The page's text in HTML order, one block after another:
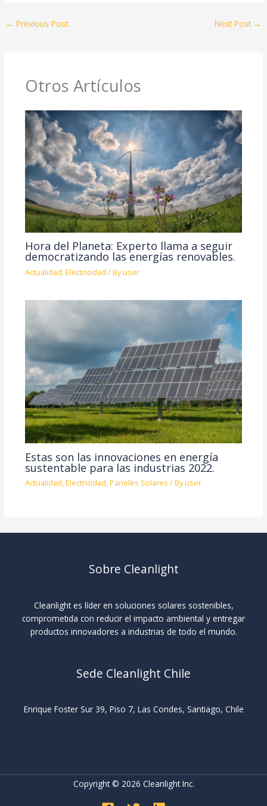
← Previous Post Next Post →
Otros Artículos
Hora del Planeta: Experto llama a seguir
democratizando las energías renovables.
Actualidad,Electricidad / Byuser
Estas son las innovaciones en energía
sustentable para las industrias 2022.
Actualidad,Electricidad,Paneles Solares / Byuser
Sobre Cleanlight
Cleanlight es líder en soluciones solares sostenibles,
comprometida con reducir el impacto ambiental y entregar
productos innovadores a industrias de todo el mundo.
Sede Cleanlight Chile
Enrique Foster Sur 39, Piso 7, Las Condes, Santiago, Chile
Copyright © 2026 Cleanlight Inc.